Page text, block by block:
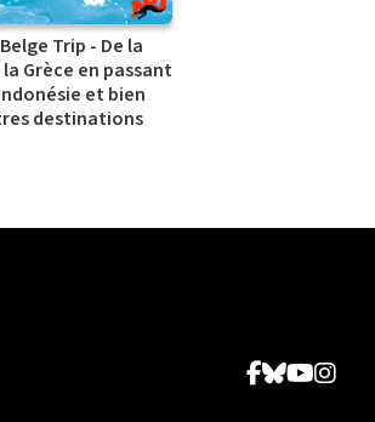
Trip - De la
Grèce en passant
et bien
destinations